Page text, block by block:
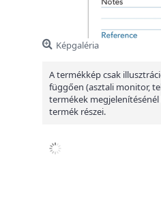
Képgaléria
A termékkép csak
függően (asztali monitor,
termékek
termék részei.